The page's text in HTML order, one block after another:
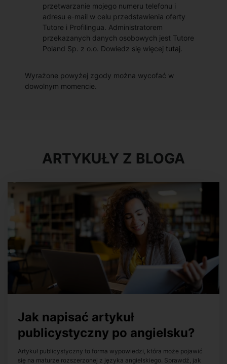
przetwarzanie mojego numeru telefonu i
adresu e-mail w celu przedstawienia oferty
Tutore i Profilingua. Administratorem
przekazanych danych osobowych jest Tutore
Poland Sp. z o.o. Dowiedz się więcej tutaj
Wyrażone powyżej zgody można wycofać w
dowolnym momencie.
ARTYKUŁY Z BLOGA
Jak napisać artykuł
publicystyczny po angielsku?
Artykuł publicystyczny to forma wypowiedzi, która może pojawić
się na maturze rozszerzonej z języka angielskiego. Sprawdź, jak